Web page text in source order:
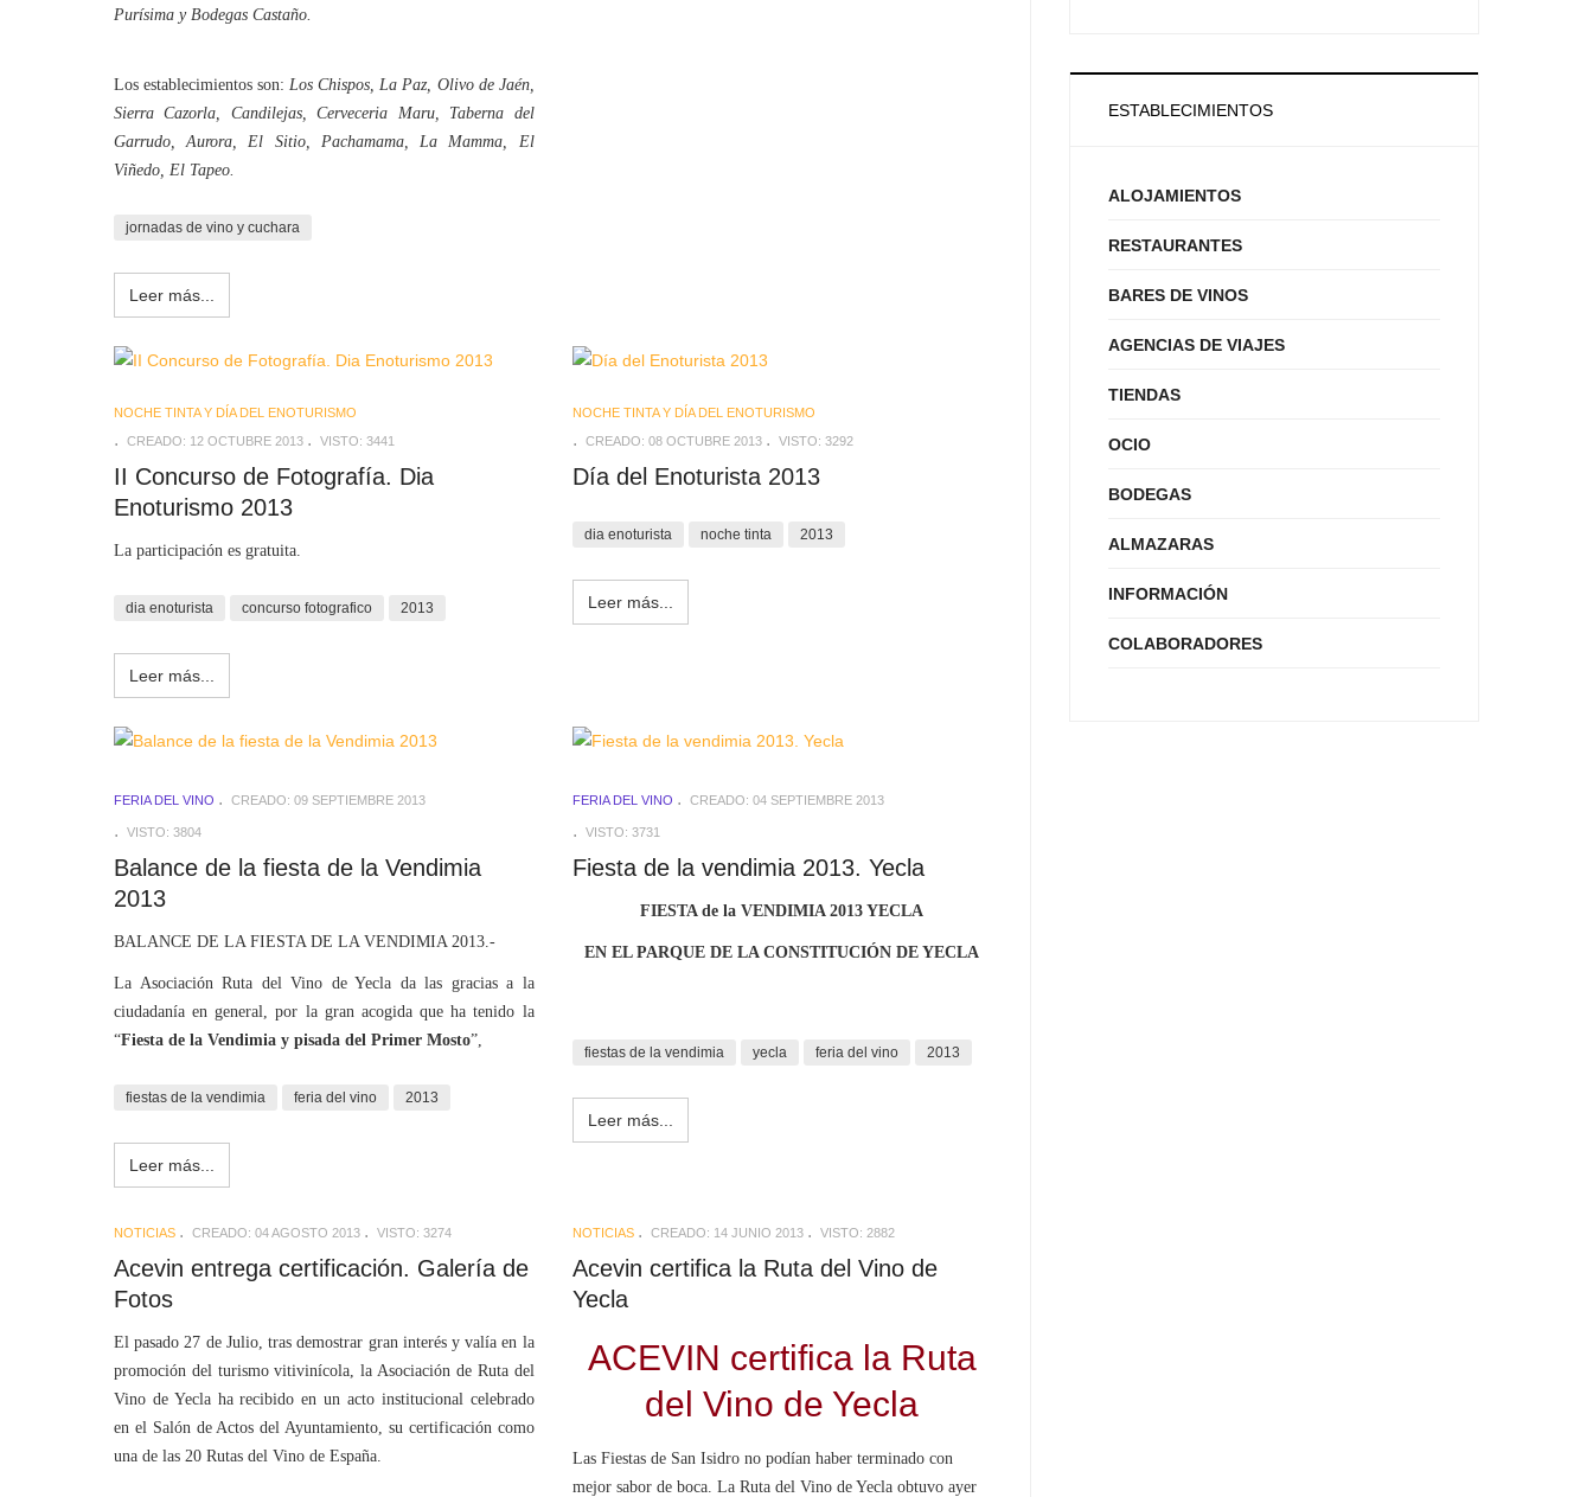
Purísima y Bodegas Castaño.
Los establecimientos son:Los Chispos, La Paz, Olivo de Jaén,
Sierra Cazorla, Candilejas, Cerveceria Maru, Taberna del
Garrudo, Aurora, El Sitio, Pachamama, La Mamma, El
Viñedo, El Tapeo.
jornadas de vino y cuchara
Leer más...
NOCHE TINTA Y DÍA DEL ENOTURISMO
CREADO: 12 OCTUBRE 2013
VISTO: 3441
II Concurso de Fotografía. Dia
Enoturismo 2013
La participación es gratuita.
dia enoturista concurso fotografico 2013
Leer más...
NOCHE TINTA Y DÍA DEL ENOTURISMO
CREADO: 08 OCTUBRE 2013
VISTO: 3292
Día del Enoturista 2013
dia enoturista noche tinta 2013
Leer más...
FERIA DEL VINO CREADO: 09 SEPTIEMBRE 2013
VISTO: 3804
Balance de la fiesta de la Vendimia
2013
BALANCE DE LA FIESTA DE LA VENDIMIA 2013.-
La Asociación Ruta del Vino de Yecla da las gracias a la
ciudadanía en general, por la gran acogida que ha tenido la
“Fiesta de la Vendimia y pisada del Primer Mosto”,
fiestas de la vendimia feria del vino 2013
Leer más...
FERIA DEL VINO CREADO: 04 SEPTIEMBRE 2013
VISTO: 3731
Fiesta de la vendimia 2013. Yecla
FIESTA de la VENDIMIA 2013 YECLA
EN EL PARQUE DE LA CONSTITUCIÓN DE YECLA
fiestas de la vendimia yecla feria del vino 2013
Leer más...
NOTICIAS CREADO: 04 AGOSTO 2013 VISTO: 3274
Acevin entrega certificación. Galería de
Fotos
El pasado 27 de Julio, tras demostrar gran interés y valía en la
promoción del turismo vitivinícola, la Asociación de Ruta del
Vino de Yecla ha recibido en un acto institucional celebrado
en el Salón de Actos del Ayuntamiento, su certificación como
una de las 20 Rutas del Vino de España.
NOTICIAS CREADO: 14 JUNIO 2013 VISTO: 2882
Acevin certifica la Ruta del Vino de
Yecla
ACEVIN certifica la Ruta
del Vino de Yecla
Las Fiestas de San Isidro no podían haber terminado con
mejor sabor de boca. La Ruta del Vino de Yecla obtuvo ayer
ESTABLECIMIENTOS
ALOJAMIENTOS
RESTAURANTES
BARES DE VINOS
AGENCIAS DE VIAJES
TIENDAS
OCIO
BODEGAS
ALMAZARAS
INFORMACIÓN
COLABORADORES